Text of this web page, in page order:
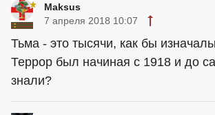
Maksus
7 апреля 2018 10:07
Тьма - это тысячи, как бы
Террор был начиная с 1918 и до
знали?